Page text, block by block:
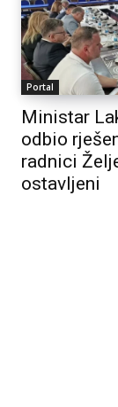
Portal
Ministar
odbio
radnici
ostavljeni